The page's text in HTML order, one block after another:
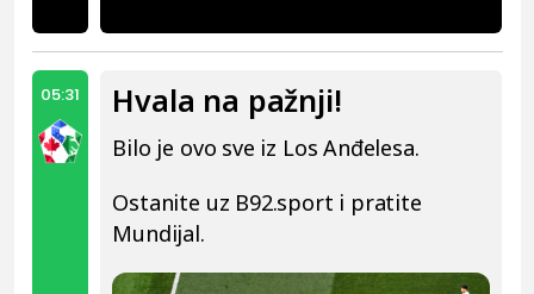
05:31 Hvala na pažnji!
Bilo je ovo sve iz Los Anđelesa.
Ostanite uz B92.sport i pratite
Mundijal.